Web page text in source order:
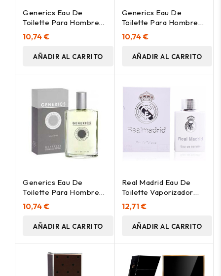
Generics Eau De
Toilette Para Hombres
Nº11 100Ml
10,74 €
AÑADIR AL CARRITO
Generics Eau De
Toilette Para Hombres
Nº19 100Ml
10,74 €
AÑADIR AL CARRITO
Generics Eau De
Toilette Para Hombre
Nº 41 100Ml
10,74 €
AÑADIR AL CARRITO
Real Madrid Eau De
Toilette Vaporizador
100 Ml
12,71 €
AÑADIR AL CARRITO